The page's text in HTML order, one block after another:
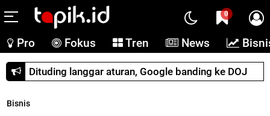
0
Pro Fokus Tren News
Dituding langgar aturan, Google banding ke DOJ
Bisnis